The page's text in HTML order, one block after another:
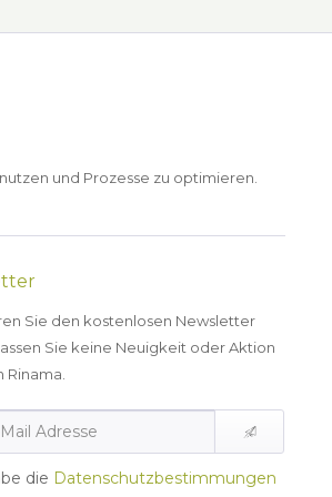
und Prozesse zu optimieren.
Sie den kostenlosen Newsletter
Sie keine Neuigkeit oder Aktion
Rinama.
die Datenschutzbestimmungen